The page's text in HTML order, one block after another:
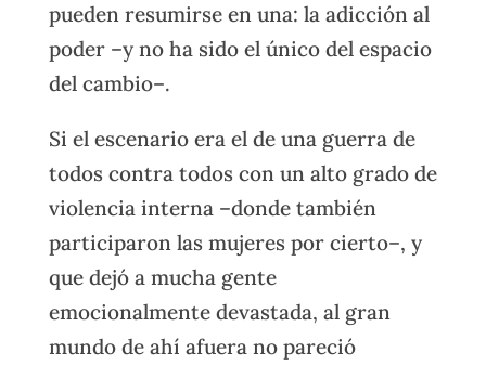
pueden resumirse en una: la adicción al
poder –y no ha sido el único del espacio
del cambio–.
Si el escenario era el de una guerra de
todos contra todos con un alto grado de
violencia interna –donde también
participaron las mujeres por cierto–, y
que dejó a mucha gente
emocionalmente devastada, al gran
mundo de ahí afuera no pareció